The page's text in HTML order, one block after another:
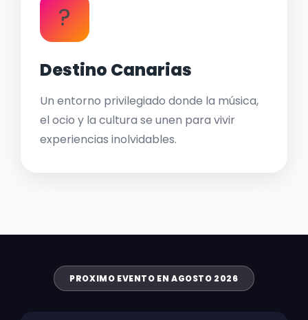
?
Destino Canarias
Un entorno privilegiado donde la música,
el ocio y la cultura se unen para vivir
experiencias inolvidables.
PROXIMO EVENTO EN AGOSTO 2026